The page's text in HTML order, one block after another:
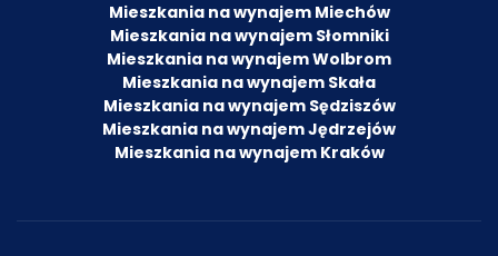
Mieszkania na wynajem Miechów
Mieszkania na wynajem Słomniki
Mieszkania na wynajem Wolbrom
Mieszkania na wynajem Skała
Mieszkania na wynajem Sędziszów
Mieszkania na wynajem Jędrzejów
Mieszkania na wynajem Kraków